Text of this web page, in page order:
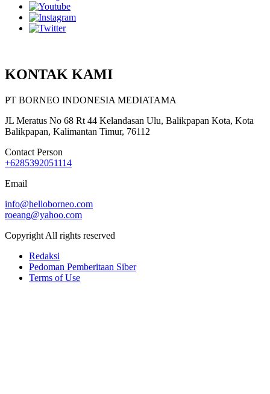
KONTAK KAMI
PT BORNEO INDONESIA MEDIATAMA
JL Meratus No 68 Rt 44 Kelandasan Ulu, Balikpapan Kota, Kota
Balikpapan, Kalimantan Timur, 76112
Contact Person
+6285392051114
Email
info@helloborneo.com
roeang@yahoo.com
Copyright All rights reserved
Redaksi
Pedoman Pemberitaan Siber
Terms of Use